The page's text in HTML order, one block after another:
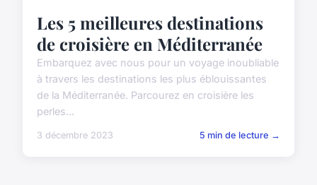
Les 5 meilleures destinations
de croisière en Méditerranée
Embarquez avec nous pour un voyage inoubliable
à travers les destinations les plus éblouissantes
de la Méditerranée. Parcourez en croisière les
perles...
3 décembre 2023 5 min de lecture →